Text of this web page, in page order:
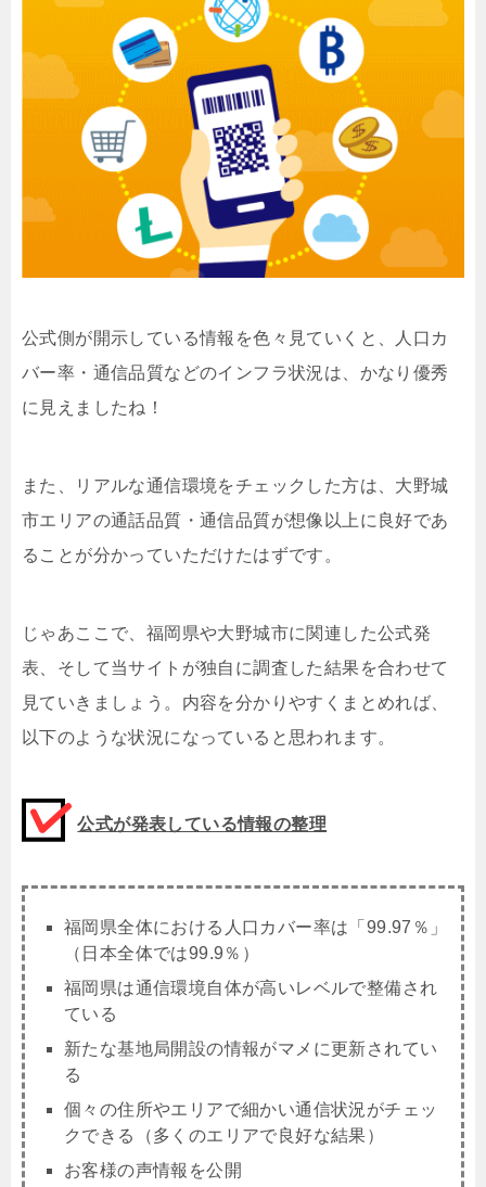
公式側が開示している情報を色々見ていくと、人口カ
バー率・通信品質などのインフラ状況は、かなり優秀
に見えましたね！
また、リアルな通信環境をチェックした方は、大野城
市エリアの通話品質・通信品質が想像以上に良好であ
ることが分かっていただけたはずです。
じゃあここで、福岡県や大野城市に関連した公式発
表、そして当サイトが独自に調査した結果を合わせて
見ていきましょう。内容を分かりやすくまとめれば、
以下のような状況になっていると思われます。
公式が発表している情報の整理
福岡県全体における人口カバー率は「99.97％」
（日本全体では99.9％）
福岡県は通信環境自体が高いレベルで整備され
ている
新たな基地局開設の情報がマメに更新されてい
る
個々の住所やエリアで細かい通信状況がチェッ
クできる（多くのエリアで良好な結果）
お客様の声情報を公開